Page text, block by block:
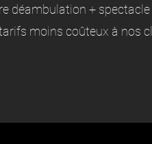
déambulation +
moins coûteux à nos